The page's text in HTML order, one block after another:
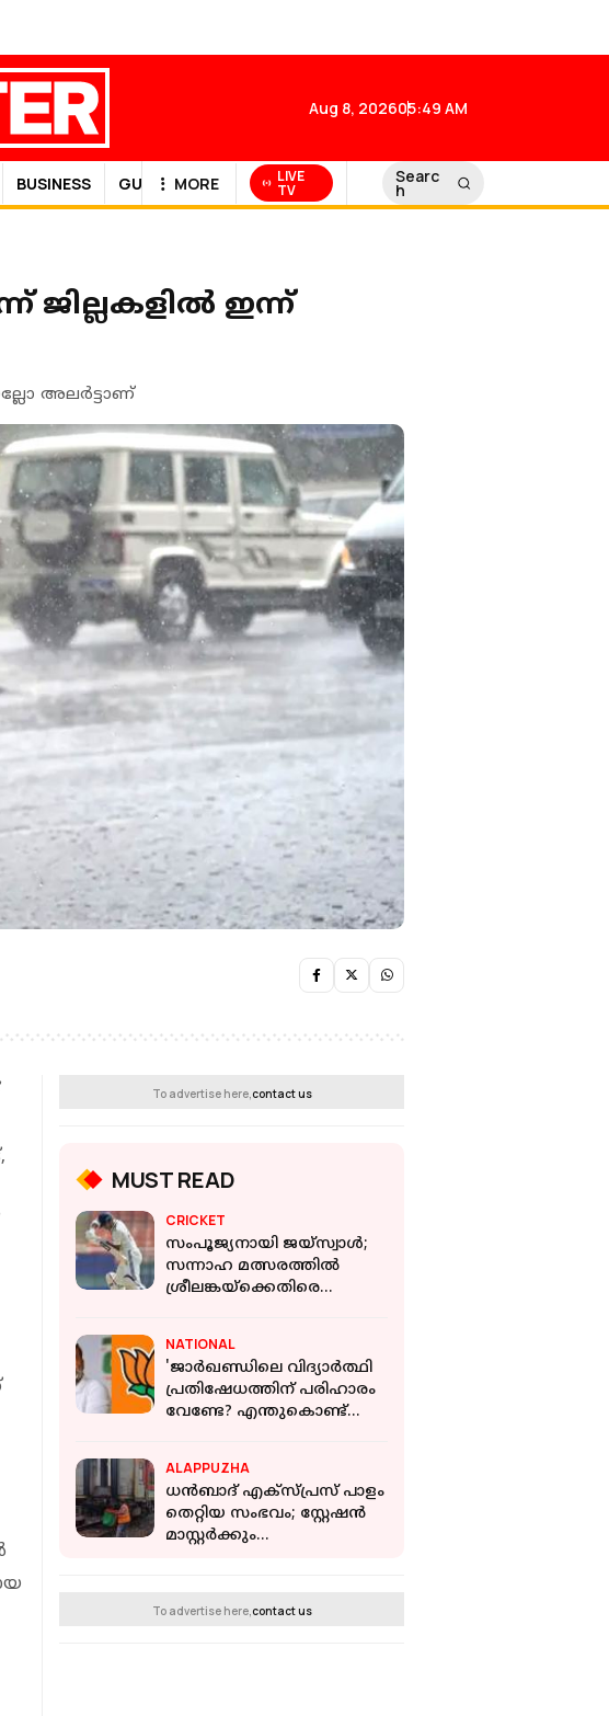
Aug 8, 202605:49 AM
BUSINESS GULF NEWS
MORE LIVE
TV
Searc
h
ജില്ലകളിൽ ഇന്ന്
അലർട്ടാണ്
To advertise here, contact us
MUST READ
CRICKET
സംപൂജ്യനായി ജയ്‌സ്വാൾ;
സന്നാഹ മത്സരത്തില്‍
ശ്രീലങ്കയ്‌ക്കെതിരെ
NATIONAL
'ജാർഖണ്ഡിലെ വിദ്യാർത്ഥി
പ്രതിഷേധത്തിന് പരിഹാരം
വേണ്ടേ? എന്തുകൊണ്ട്
ALAPPUZHA
ധന്‍ബാദ് എക്‌സ്പ്രസ് പാളം
തെറ്റിയ സംഭവം; സ്റ്റേഷന്‍
മാസ്റ്റര്‍ക്കും
To advertise here, contact us